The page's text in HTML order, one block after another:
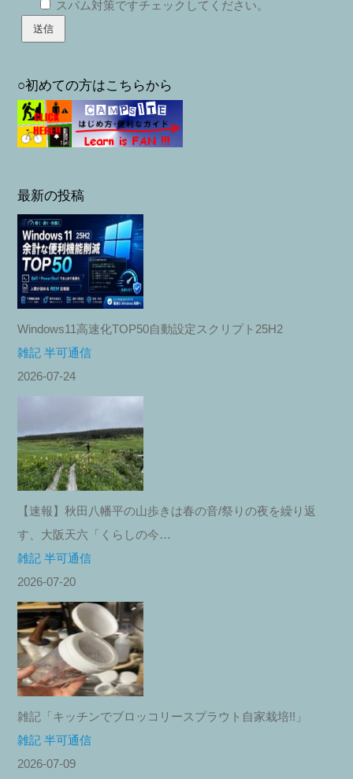
スパム対策ですチェックしてください。
○初めての方はこちらから
最新の投稿
Windows11高速化TOP50自動設定スクリプト25H2
雑記 半可通信
2026-07-24
【速報】秋田八幡平の山歩きは春の音/祭りの夜を繰り返
す、大阪天六「くらしの今…
雑記 半可通信
2026-07-20
雑記「キッチンでブロッコリースプラウト自家栽培!!」
雑記 半可通信
2026-07-09